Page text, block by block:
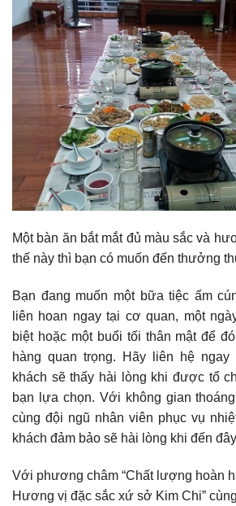
Một bàn ăn bắt mắt đủ màu sắc và
thế này thì bạn có muốn đến thưởng
Bạn đang muốn một bữa tiệc ấm
liên hoan ngay tại cơ quan, một
biệt hoặc một buổi tối thân mật để
hàng quan trọng. Hãy liên hệ
khách sẽ thấy hài lòng khi được tổ
bạn lựa chọn. Với không gian
cùng đội ngũ nhân viên phục vụ
khách đảm bảo sẽ hài lòng khi đến
Với phương châm “Chất lượng hoàn
Hương vị đặc sắc xứ sở Kim Chi”